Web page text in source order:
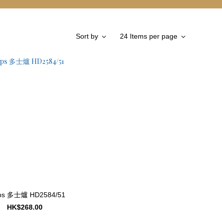
Sort by 24 Items per page
多士爐 HD2584/51
HK$268.00